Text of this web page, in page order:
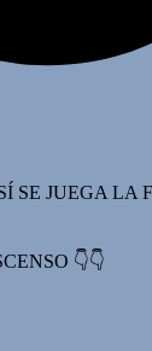
SE JUEGA LA
👇👇